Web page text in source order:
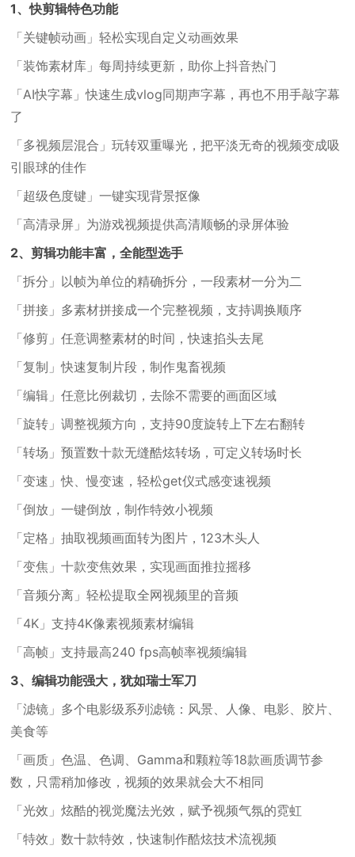
1、快剪辑特色功能
「关键帧动画」轻松实现自定义动画效果
「装饰素材库」每周持续更新，助你上抖音热门
「AI快字幕」快速生成vlog同期声字幕，再也不用手敲字幕
了
「多视频层混合」玩转双重曝光，把平淡无奇的视频变成吸
引眼球的佳作
「超级色度键」一键实现背景抠像
「高清录屏」为游戏视频提供高清顺畅的录屏体验
2、剪辑功能丰富，全能型选手
「拆分」以帧为单位的精确拆分，一段素材一分为二
「拼接」多素材拼接成一个完整视频，支持调换顺序
「修剪」任意调整素材的时间，快速掐头去尾
「复制」快速复制片段，制作鬼畜视频
「编辑」任意比例裁切，去除不需要的画面区域
「旋转」调整视频方向，支持90度旋转上下左右翻转
「转场」预置数十款无缝酷炫转场，可定义转场时长
「变速」快、慢变速，轻松get仪式感变速视频
「倒放」一键倒放，制作特效小视频
「定格」抽取视频画面转为图片，123木头人
「变焦」十款变焦效果，实现画面推拉摇移
「音频分离」轻松提取全网视频里的音频
「4K」支持4K像素视频素材编辑
「高帧」支持最高240 fps高帧率视频编辑
3、编辑功能强大，犹如瑞士军刀
「滤镜」多个电影级系列滤镜：风景、人像、电影、胶片、
美食等
「画质」色温、色调、Gamma和颗粒等18款画质调节参
数，只需稍加修改，视频的效果就会大不相同
「光效」炫酷的视觉魔法光效，赋予视频气氛的霓虹
「特效」数十款特效，快速制作酷炫技术流视频